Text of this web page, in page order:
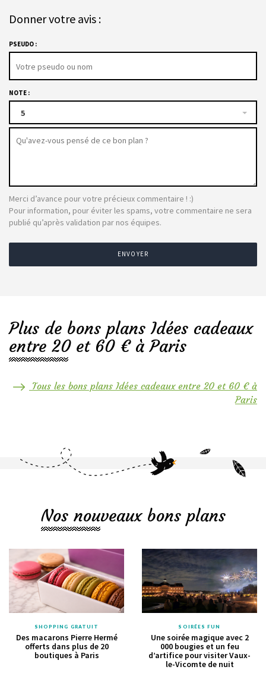
Donner votre avis :
PSEUDO :
NOTE :
5
Merci d’avance pour votre précieux commentaire ! :)
Pour information, pour éviter les spams, votre commentaire ne sera
publié qu’après validation par nos équipes.
ENVOYER
Plus de bons plans Idées cadeaux
entre 20 et 60 € à Paris
Tous les bons plans Idées cadeaux entre 20 et 60 € à
Paris
Nos nouveaux bons plans
SHOPPING GRATUIT
Des macarons Pierre Hermé
offerts dans plus de 20
boutiques à Paris
SOIRÉES FUN
Une soirée magique avec 2
000 bougies et un feu
d’artifice pour visiter Vaux-
le-Vicomte de nuit